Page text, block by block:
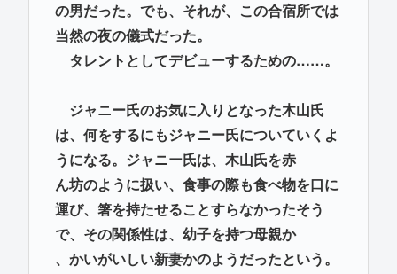
の男だった。でも、それが、この合宿所では
当然の夜の儀式だった。
タレントとしてデビューするための……。
ジャニー氏のお気に入りとなった木山氏
は、何をするにもジャニー氏についていくよ
うになる。ジャニー氏は、木山氏を赤
ん坊のように扱い、食事の際も食べ物を口に
運び、箸を持たせることすらなかったそう
で、その関係性は、幼子を持つ母親か
、かいがいしい新妻かのようだったという。